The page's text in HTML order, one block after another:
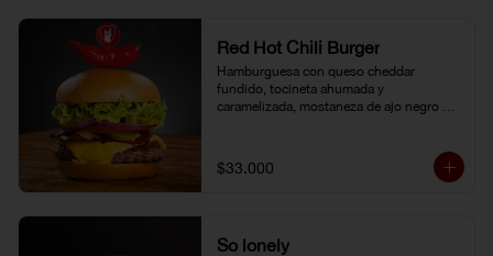
Red Hot Chili Burger
Hamburguesa con queso cheddar
fundido, tocineta ahumada y
caramelizada, mostaneza de ajo negro y
famoso chili con carne al lado.
$33.000
So lonely